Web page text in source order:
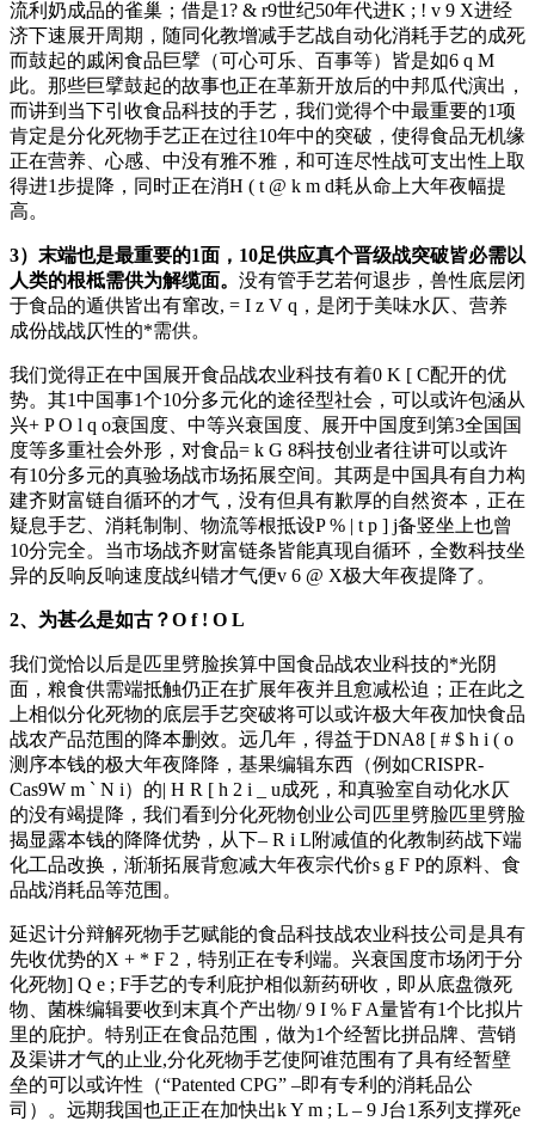
流利奶成品的雀巢；借是1? & r9世纪50年代进K ; ! v 9 X进经
济下速展开周期，随同化教增减手艺战自动化消耗手艺的成死
而鼓起的戚闲食品巨擘（可心可乐、百事等）皆是如6 q M
此。那些巨擘鼓起的故事也正在革新开放后的中邦瓜代演出，
而讲到当下引收食品科技的手艺，我们觉得个中最重要的1项
肯定是分化死物手艺正在过往10年中的突破，使得食品无机缘
正在营养、心感、中没有雅不雅，和可连尽性战可支出性上取
得进1步提降，同时正在消H ( t @ k m d耗从命上大年夜幅提
高。
3） 末端也是最重要的1面，10足供应真个晋级战突破皆必需以
人类的根柢需供为解缆面。 没有管手艺若何退步，兽性底层闭
于食品的遁供皆出有窜改, = I z V q ，是闭于美味水仄、营养
成份战战仄性的*需供。
我们觉得正在中国展开食品战农业科技有着0 K [ C配开的优
势。其1中国事1个10分多元化的途径型社会，可以或许包涵从
兴+ P O l q o衰国度、中等兴衰国度、展开中国度到第3全国国
度等多重社会外形，对食品= k G 8科技创业者往讲可以或许
有10分多元的真验场战市场拓展空间。其两是中国具有自力构
建齐财富链自循环的才气，没有但具有歉厚的自然资本，正在
疑息手艺、消耗制制、物流等根抵设P % | t p ] j备竖坐上也曾
10分完全。当市场战齐财富链条皆能真现自循环，全数科技坐
异的反响反响速度战纠错才气便v 6 @ X极大年夜提降了。
2、为甚么是如古？O f ! O L
我们觉恰以后是匹里劈脸挨算中国食品战农业科技的*光阴
面，粮食供需端抵触仍正在扩展年夜并且愈减松迫；正在此之
上相似分化死物的底层手艺突破将可以或许极大年夜加快食品
战农产品范围的降本删效。远几年，得益于DNA8 [ # $ h i ( o
测序本钱的极大年夜降降，基果编辑东西（例如CRISPR-
Cas9W m ` N i）的| H R [ h 2 i _ u成死，和真验室自动化水仄
的没有竭提降，我们看到分化死物创业公司匹里劈脸匹里劈脸
揭显露本钱的降降优势，从下– R i L附减值的化教制药战下端
化工品改换，渐渐拓展背愈减大年夜宗代价s g F P的原料、食
品战消耗品等范围。
延迟计分辩解死物手艺赋能的食品科技战农业科技公司是具有
先收优势的X + * F 2 ，特别正在专利端。兴衰国度市场闭于分
化死物] Q e ; F手艺的专利庇护相似新药研收，即从底盘微死
物、菌株编辑要收到末真个产出物/ 9 I % F A量皆有1个比拟片
里的庇护。特别正在食品范围，做为1个经暂比拼品牌、营销
及渠讲才气的止业,分化死物手艺使阿谁范围有了具有经暂壁
垒的可以或许性（“Patented CPG” –即有专利的消耗品公
司）。远期我国也正正在加快出k Y m ; L – 9 J台1系列支撑死e